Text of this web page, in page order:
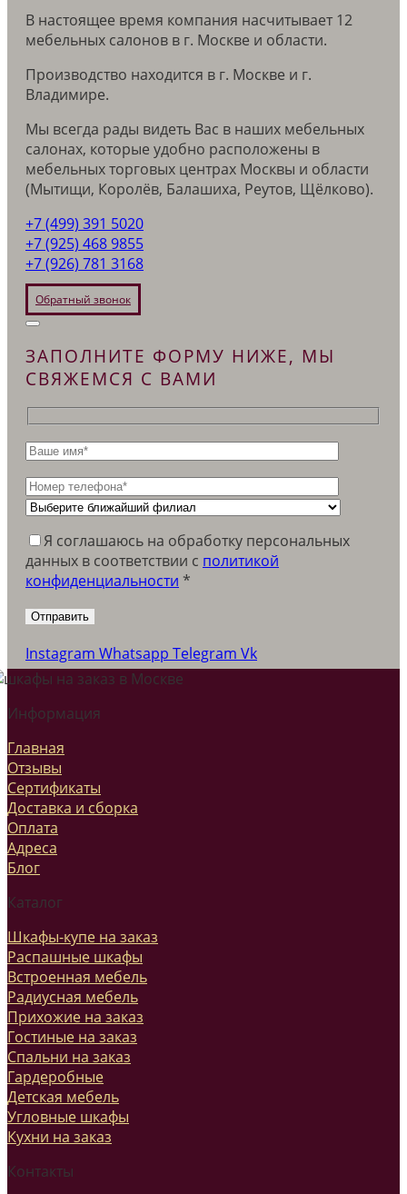
В настоящее время компания насчитывает 12
мебельных салонов в г. Москве и области.
Производство находится в г. Москве и г.
Владимире.
Мы всегда рады видеть Вас в наших мебельных
салонах, которые удобно расположены в
мебельных торговых центрах Москвы и области
(Мытищи, Королёв, Балашиха, Реутов, Щёлково).
+7 (499) 391 5020
+7 (925) 468 9855
+7 (926) 781 3168
Обратный звонок
ЗАПОЛНИТЕ ФОРМУ НИЖЕ, МЫ
СВЯЖЕМСЯ С ВАМИ
Я соглашаюсь на обработку персональных
данных в соответствии c политикой
конфиденциальности *
Instagram Whatsapp Telegram Vk
Информация
Главная
Отзывы
Сертификаты
Доставка и сборка
Оплата
Адреса
Блог
Каталог
Шкафы-купе на заказ
Распашные шкафы
Встроенная мебель
Радиусная мебель
Прихожие на заказ
Гостиные на заказ
Спальни на заказ
Гардеробные
Детская мебель
Угловные шкафы
Кухни на заказ
Контакты